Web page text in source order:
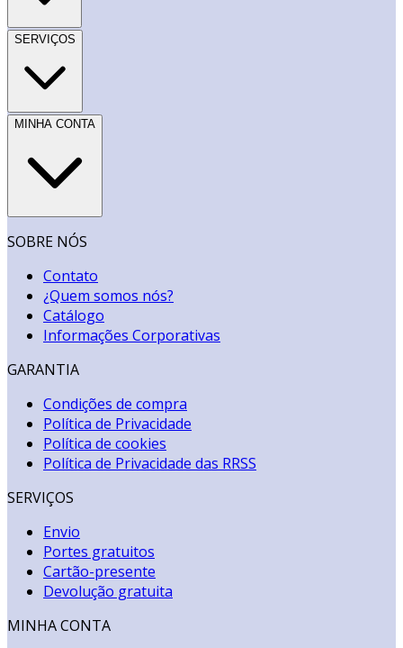
SERVIÇOS
MINHA CONTA
SOBRE NÓS
Contato
¿Quem somos nós?
Catálogo
Informações Corporativas
GARANTIA
Condições de compra
Política de Privacidade
Política de cookies
Política de Privacidade das RRSS
SERVIÇOS
Envio
Portes gratuitos
Cartão-presente
Devolução gratuita
MINHA CONTA